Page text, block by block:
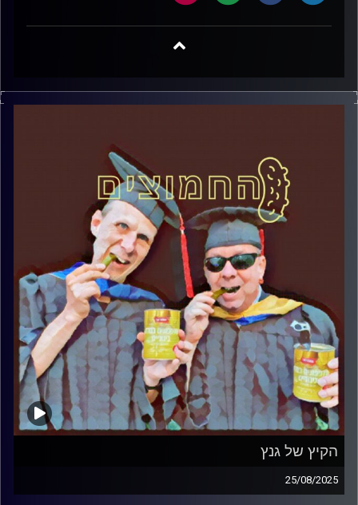
הקיץ של גנץ
25/08/2025